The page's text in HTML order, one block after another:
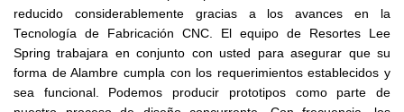
reducido considerablemente gracias a los avances en la
Tecnología de Fabricación CNC. El equipo de Resortes Lee
Spring trabajara en conjunto con usted para asegurar que su
forma de Alambre cumpla con los requerimientos establecidos y
sea funcional. Podemos producir prototipos como parte de